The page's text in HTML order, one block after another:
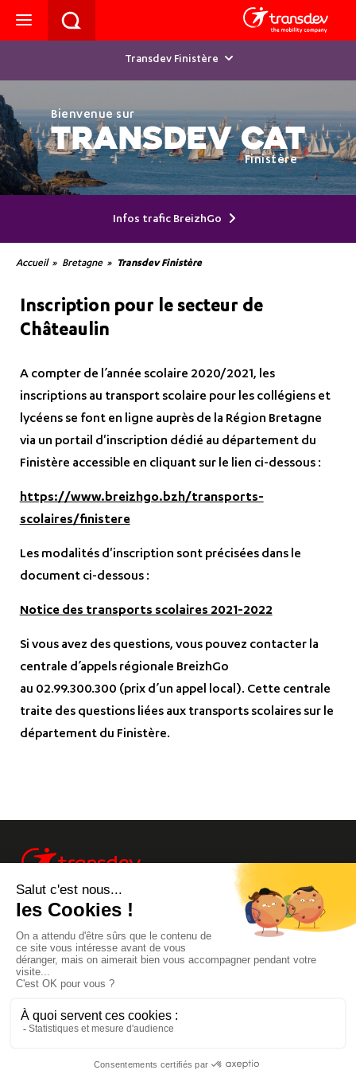
Transdev Finistère
Bienvenue sur
TRANSDEV CAT
Finistère
Infos trafic BreizhGo
Accueil Bretagne Transdev Finistère
Inscription pour le secteur de
Châteaulin
A compter de l’année scolaire 2020/2021, les
inscriptions au transport scolaire pour les collégiens et
lycéens se font en ligne auprès de la Région Bretagne
via un portail d'inscription dédié au département du
Finistère accessible en cliquant sur le lien ci-dessous :
https://www.breizhgo.bzh/transports-
scolaires/finistere
Les modalités d'inscription sont précisées dans le
document ci-dessous :
Notice des transports scolaires 2021-2022
Si vous avez des questions, vous pouvez contacter la
centrale d’appels régionale BreizhGo
au 02.99.300.300 (prix d’un appel local). Cette centrale
traite des questions liées aux transports scolaires sur le
département du Finistère.
Bretagne
Footer
Transdev Live
Carrières
Contact
Site Groupe
Mentions Légales
©2026 Transdev -Réalisation :Gingerminds